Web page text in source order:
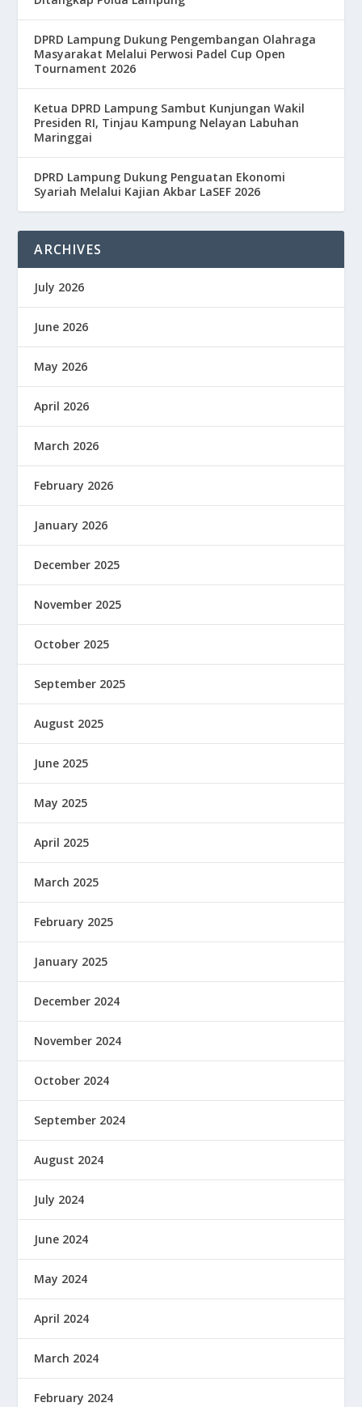
DPRD Lampung Dukung Pengembangan Olahraga
Masyarakat Melalui Perwosi Padel Cup Open
Tournament 2026
Ketua DPRD Lampung Sambut Kunjungan Wakil
Presiden RI, Tinjau Kampung Nelayan Labuhan
Maringgai
DPRD Lampung Dukung Penguatan Ekonomi
Syariah Melalui Kajian Akbar LaSEF 2026
ARCHIVES
July 2026
June 2026
May 2026
April 2026
March 2026
February 2026
January 2026
December 2025
November 2025
October 2025
September 2025
August 2025
June 2025
May 2025
April 2025
March 2025
February 2025
January 2025
December 2024
November 2024
October 2024
September 2024
August 2024
July 2024
June 2024
May 2024
April 2024
March 2024
February 2024